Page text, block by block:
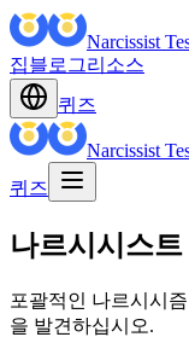
Narcissist
집블로그리소스
퀴즈
Narcissist
퀴즈
나르시시스트
포괄적인 나르시시
을 발견하십시오.